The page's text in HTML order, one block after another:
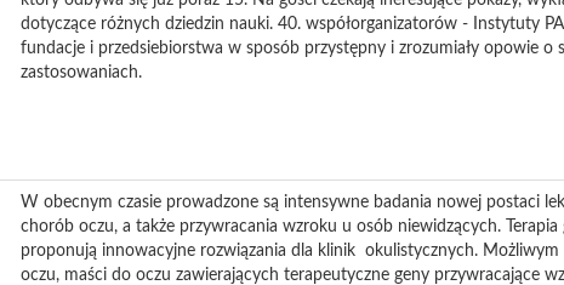
dotyczące różnych dziedzin nauki. 40. współorganizatorów - Instytuty
fundacje i przedsiebiorstwa w sposób przystępny i zrozumiały opowie o
zastosowaniach.
W obecnym czasie prowadzone są intensywne badania nowej postaci
chorób oczu, a także przywracania wzroku u osób niewidzących.
proponują innowacyjne rozwiązania dla klinik okulistycznych.
oczu, maści do oczu zawierających terapeutyczne geny przywracające